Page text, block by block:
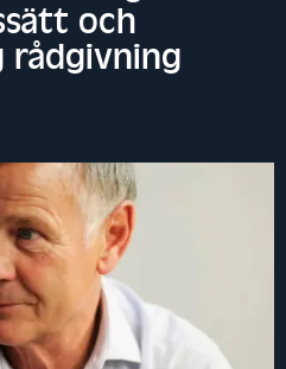
och
rådgivning